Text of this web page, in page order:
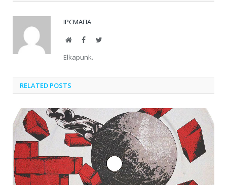
IPCMAFIA
WebsiteFacebookTwitter
Elkapunk.
RELATED POSTS